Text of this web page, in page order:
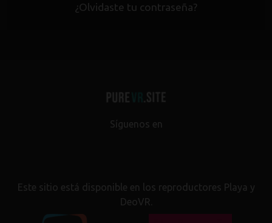
¿Olvidaste tu contraseña?
Síguenos en
Este sitio está disponible en los reproductores Playa y
DeoVR.